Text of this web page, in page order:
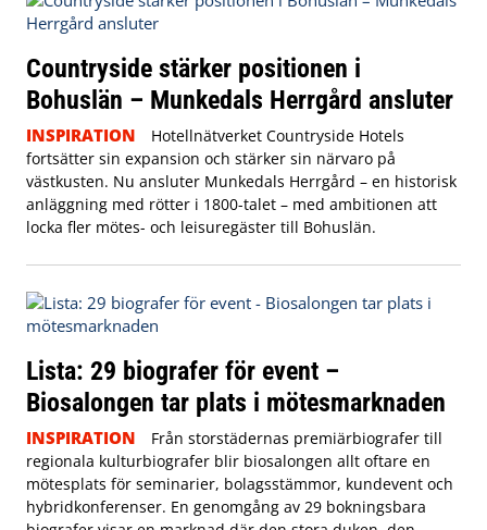
Countryside stärker positionen i
Bohuslän – Munkedals Herrgård ansluter
INSPIRATION
Hotellnätverket Countryside Hotels
fortsätter sin expansion och stärker sin närvaro på
västkusten. Nu ansluter Munkedals Herrgård – en historisk
anläggning med rötter i 1800-talet – med ambitionen att
locka fler mötes- och leisuregäster till Bohuslän.
Lista: 29 biografer för event –
Biosalongen tar plats i mötesmarknaden
INSPIRATION
Från storstädernas premiärbiografer till
regionala kulturbiografer blir biosalongen allt oftare en
mötesplats för seminarier, bolagsstämmor, kundevent och
hybridkonferenser. En genomgång av 29 bokningsbara